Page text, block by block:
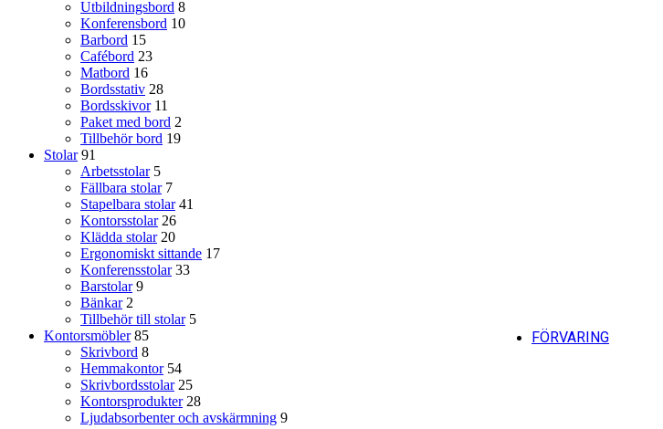
FÖRVARING
Utbildningsbord 8
Konferensbord 10
Barbord 15
Cafébord 23
Matbord 16
Bordsstativ 28
Bordsskivor 11
Paket med bord 2
Tillbehör bord 19
Stolar 91
Arbetsstolar 5
Fällbara stolar 7
Stapelbara stolar 41
Kontorsstolar 26
Klädda stolar 20
Ergonomiskt sittande 17
Konferensstolar 33
Barstolar 9
Bänkar 2
Tillbehör till stolar 5
Kontorsmöbler 85
Skrivbord 8
Hemmakontor 54
Skrivbordsstolar 25
Kontorsprodukter 28
Ljudabsorbenter och avskärmning 9